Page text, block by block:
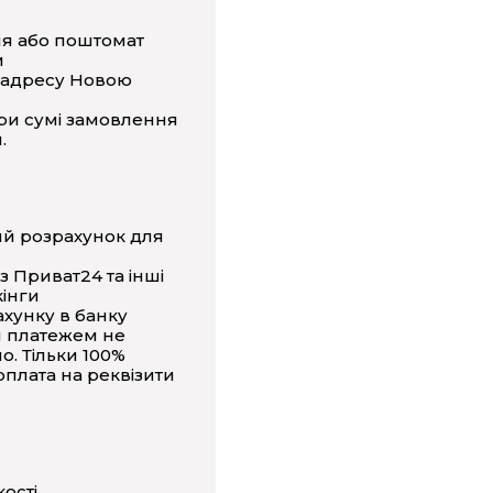
або поштомат
Новою
сумі замовлення
розрахунок для
Приват24 та інші
в банку
не
Тільки 100%
на реквізити